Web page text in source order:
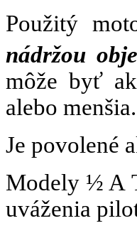
Použitý
nádržou
môže byť
alebo menšia.
Je povolené
Modely ½ A
uváženia